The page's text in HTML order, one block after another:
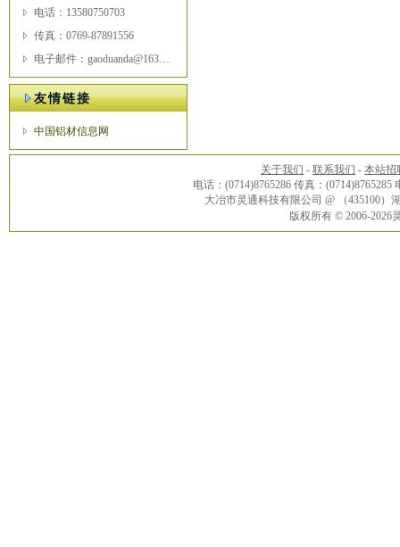
电话：13580750703
传真：0769-87891556
电子邮件：gaoduanda@163.com
友情链接
中国铝材信息网
关于我们 - 联系我们 - 本站招
电话：(0714)8765286 传真：(0714)8765285
大冶市灵通科技有限公司 @ （435100
版权所有 © 2006-2026